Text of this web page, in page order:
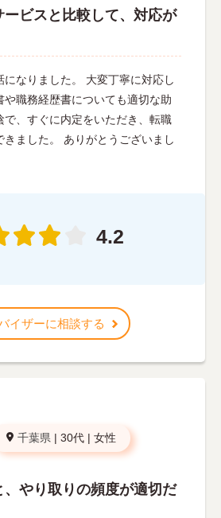
ビスと比較して、対応が
になりました。 大変丁寧に対応し
や職務経歴書についても適切な助
で、すぐに内定をいただき、転職
ました。 ありがとうございまし
4.2
イザーに相談する
千葉県 | 30代 | 女性
やり取りの頻度が適切だ